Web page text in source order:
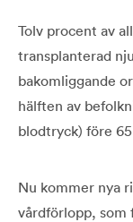
Tolv procent av
transplanterad
bakomliggande
hälften av
blodtryck) före
Nu kommer nya
vårdförlopp, som